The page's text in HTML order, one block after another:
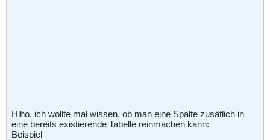
Hiho, ich wollte mal wissen, ob man eine Spalte zusätlich in
eine bereits existierende Tabelle reinmachen kann:
Beispiel